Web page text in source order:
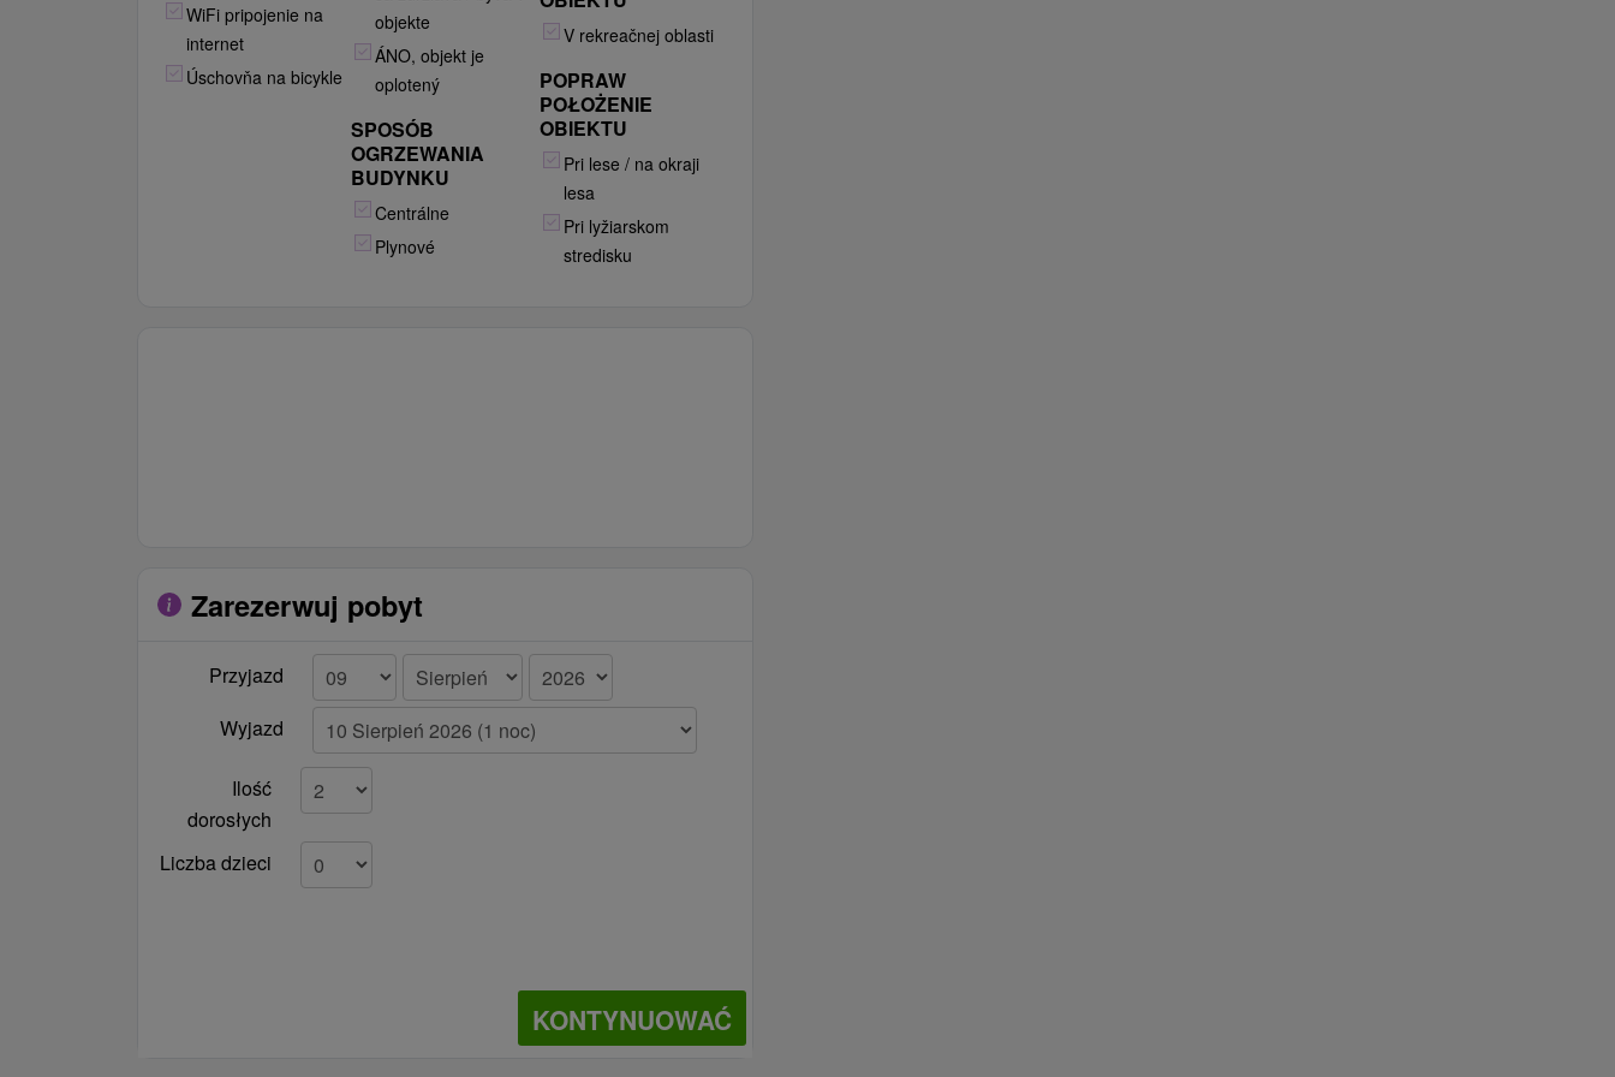
WiFi pripojenie na
internet
Úschovňa na bicykle
objekte
ÁNO, objekt je
oplotený
SPOSÓB
OGRZEWANIA
BUDYNKU
Centrálne
Plynové
V rekreačnej oblasti
POPRAW
POŁOŻENIE
OBIEKTU
Pri lese / na okraji
lesa
Pri lyžiarskom
stredisku
Zarezerwuj pobyt
Przyjazd
Wyjazd
Ilość
dorosłych
Liczba dzieci
KONTYNUOWAĆ